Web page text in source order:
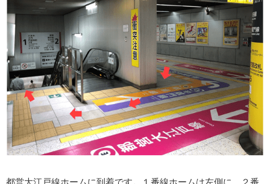
都営大江戸線ホームに到着です。１番線ホームは左側に、２番